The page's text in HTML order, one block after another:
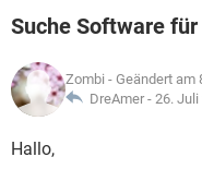
WHATSAPP
FACEBOOK
WHATSAPP
FACEBOOK
SPIELE
ANDROID
WINDOWS 10
WHATSAPP
SPIELE
ANDROID
WINDOWS 10
LEXIKON
SPIELE
Suche Software
Zombi - Geändert am
DreAmer - 26. Juli
Hallo,